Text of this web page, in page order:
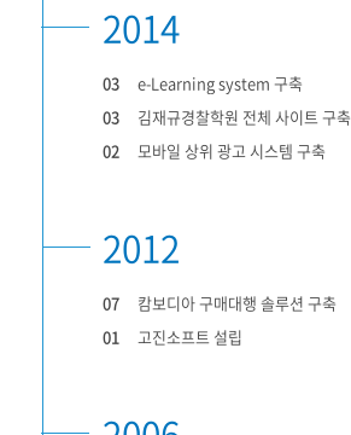
2014
03
e-Learning system 구축
03
김재규경찰학원 전체 사이트 구축
02
모바일 상위 광고 시스템 구축
2012
07
캄보디아 구매대행 솔루션 구축
01
고진소프트 설립